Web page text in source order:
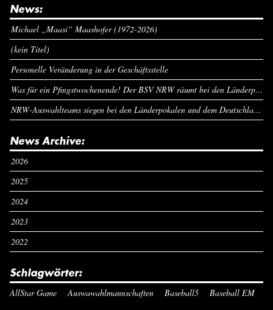
News:
Michael „Maasi“ Maashofer (1972-2026)
(kein Titel)
Personelle Veränderung in der Geschäftsstelle
Was für ein Pfingstwochenende! Der BSV NRW räumt bei den Länderpokalen ab
NRW-Auswahlteams siegen bei den Länderpokalen und dem Deutschlandcup an Pfingsten
News Archive:
2026
2025
2024
2023
2022
Schlagwörter:
AllStar Game Auswawahlmannschaften Baseball5 Baseball EM